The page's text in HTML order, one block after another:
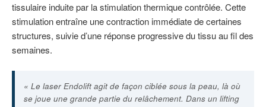
tissulaire induite par la stimulation thermique contrôlée. Cette
stimulation entraîne une contraction immédiate de certaines
structures, suivie d’une réponse progressive du tissu au fil des
semaines.
« Le laser Endolift agit de façon ciblée sous la peau, là où
se joue une grande partie du relâchement. Dans un lifting